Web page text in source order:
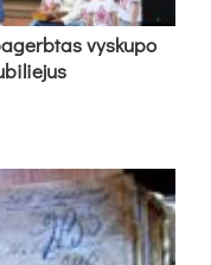
vys­ku­po